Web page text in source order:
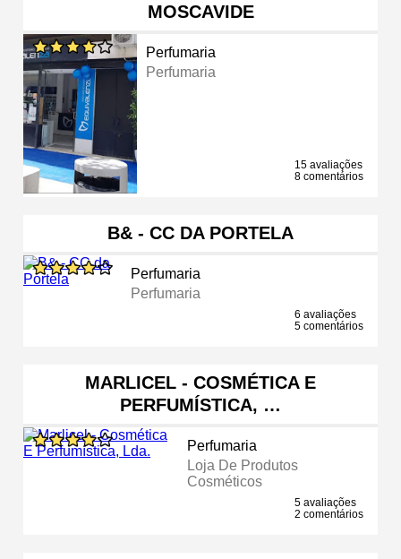
MOSCAVIDE
Perfumaria
Perfumaria
15 avaliações
8 comentários
B& - CC DA PORTELA
Perfumaria
Perfumaria
6 avaliações
5 comentários
MARLICEL - COSMÉTICA E
PERFUMÍSTICA, …
Perfumaria
Loja De Produtos
Cosméticos
5 avaliações
2 comentários